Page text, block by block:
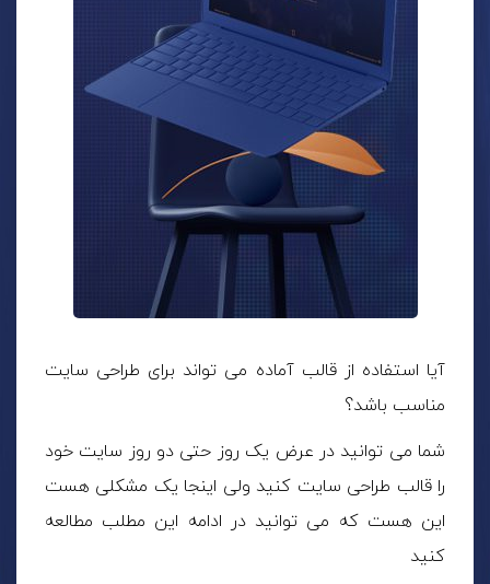
آیا استفاده از قالب آماده می تواند برای طراحی سایت
مناسب باشد؟
شما می توانید در عرض یک روز حتی دو روز سایت خود
را قالب طراحی سایت کنید ولی اینجا یک مشکلی هست
این هست که می توانید در ادامه این مطلب مطالعه
کنید